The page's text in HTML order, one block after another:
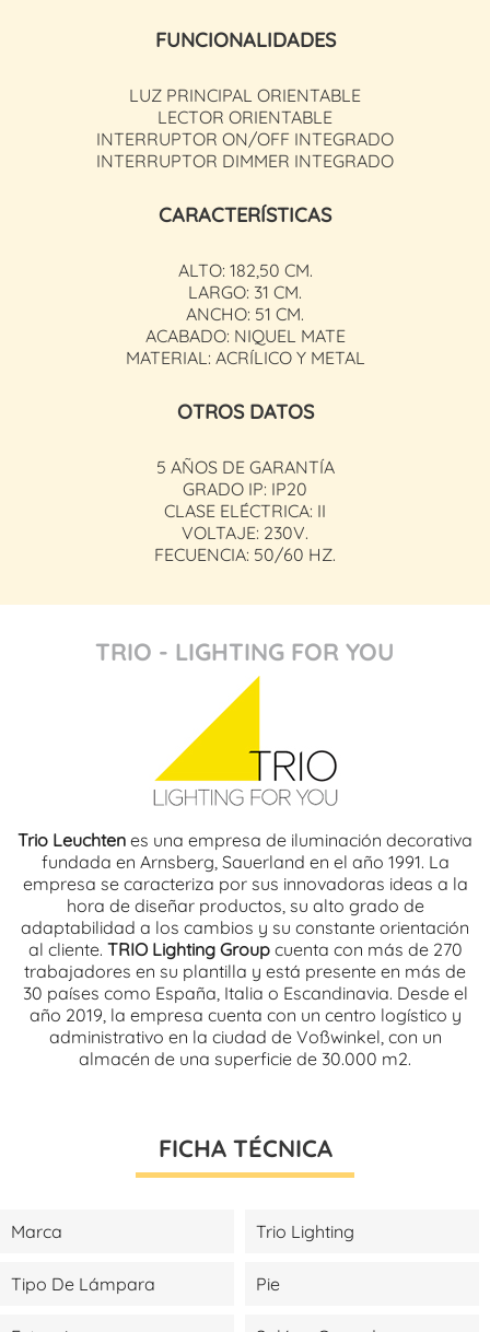
FUNCIONALIDADES
LUZ PRINCIPAL ORIENTABLE
LECTOR ORIENTABLE
INTERRUPTOR ON/OFF INTEGRADO
INTERRUPTOR DIMMER INTEGRADO
CARACTERÍSTICAS
ALTO: 182,50 CM.
LARGO: 31 CM.
ANCHO: 51 CM.
ACABADO: NIQUEL MATE
MATERIAL: ACRÍLICO Y METAL
OTROS DATOS
5 AÑOS DE GARANTÍA
GRADO IP: IP20
CLASE ELÉCTRICA: II
VOLTAJE: 230V.
FECUENCIA: 50/60 HZ.
TRIO - LIGHTING FOR YOU
Trio Leuchten es una empresa de iluminación decorativa
fundada en Arnsberg, Sauerland en el año 1991. La
empresa se caracteriza por sus innovadoras ideas a la
hora de diseñar productos, su alto grado de
adaptabilidad a los cambios y su constante orientación
al cliente. TRIO Lighting Groupcuenta con más de 270
trabajadores en su plantilla y está presente en más de
30 países como España, Italia o Escandinavia. Desde el
año 2019, la empresa cuenta con un centro logístico y
administrativo en la ciudad de Voßwinkel, con un
almacén de una superficie de 30.000 m2.
FICHA TÉCNICA
Marca Trio Lighting
Tipo De Lámpara Pie